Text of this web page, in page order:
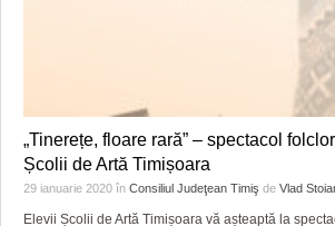
„Tinerețe, floare rară” – spectacol
Școlii de Artă Timișoara
29 ianuarie 2020 în Consiliul Judeţean Timiş de Vlad
Elevii Școlii de Artă Timișoara vă așteaptă la